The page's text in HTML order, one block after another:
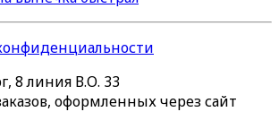
8 линия В.О. 33
оформленных через сайт